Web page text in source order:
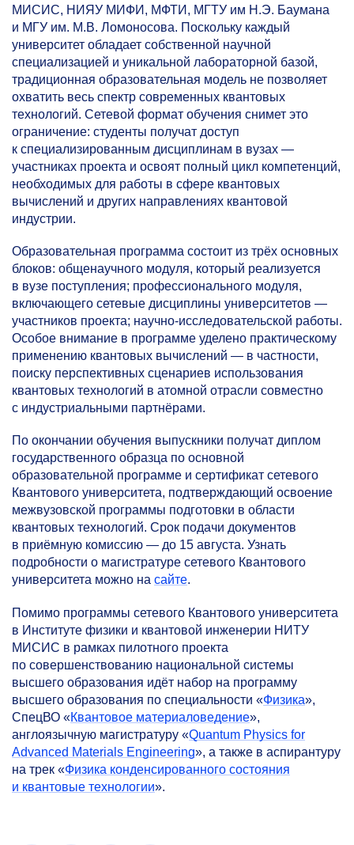
МИСИС, НИЯУ МИФИ, МФТИ, МГТУ им Н.Э. Баумана
и МГУ им. М.В. Ломоносова. Поскольку каждый
университет обладает собственной научной
специализацией и уникальной лабораторной базой,
традиционная образовательная модель не позволяет
охватить весь спектр современных квантовых
технологий. Сетевой формат обучения снимет это
ограничение: студенты получат доступ
к специализированным дисциплинам в вузах —
участниках проекта и освоят полный цикл компетенций,
необходимых для работы в сфере квантовых
вычислений и других направлениях квантовой
индустрии.
Образовательная программа состоит из трёх основных
блоков: общенаучного модуля, который реализуется
в вузе поступления; профессионального модуля,
включающего сетевые дисциплины университетов —
участников проекта; научно-исследовательской работы.
Особое внимание в программе уделено практическому
применению квантовых вычислений — в частности,
поиску перспективных сценариев использования
квантовых технологий в атомной отрасли совместно
с индустриальными партнёрами.
По окончании обучения выпускники получат диплом
государственного образца по основной
образовательной программе и сертификат сетевого
Квантового университета, подтверждающий освоение
межвузовской программы подготовки в области
квантовых технологий. Срок подачи документов
в приёмную комиссию — до 15 августа. Узнать
подробности о магистратуре сетевого Квантового
университета можно на сайте.
Помимо программы сетевого Квантового университета
в Институте физики и квантовой инженерии НИТУ
МИСИС в рамках пилотного проекта
по совершенствованию национальной системы
высшего образования идёт набор на программу
высшего образования по специальности «Физика»,
СпецВО «Квантовое материаловедение»,
англоязычную магистратуру «Quantum Physics for
Advanced Materials Engineering», а также в аспирантуру
на трек «Физика конденсированного состояния
и квантовые технологии».